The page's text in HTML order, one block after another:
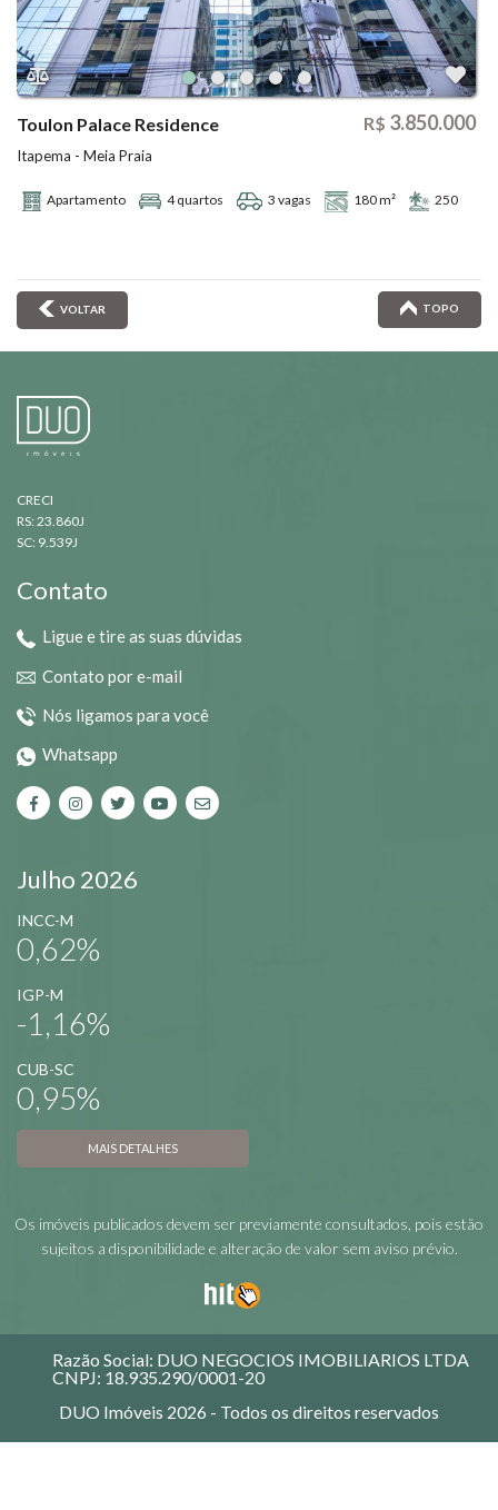
R$ 3.850.000
Toulon Palace Residence
Itapema - Meia Praia
Apartamento 4 quartos 3 vagas 180 m² 250
VOLTAR TOPO
CRECI
RS: 23.860J
SC: 9.539J
Contato
Ligue e tire as suas dúvidas
Contato por e-mail
Nós ligamos para você
Whatsapp
Julho 2026
INCC-M
0,62%
IGP-M
-1,16%
CUB-SC
0,95%
MAIS DETALHES
Os imóveis publicados devem ser previamente consultados, pois estão
sujeitos a disponibilidade e alteração de valor sem aviso prévio.
DUO Imóveis 2026 - Todos os direitos reservados
Razão Social: DUO NEGOCIOS IMOBILIARIOS LTDA
CNPJ: 18.935.290/0001-20